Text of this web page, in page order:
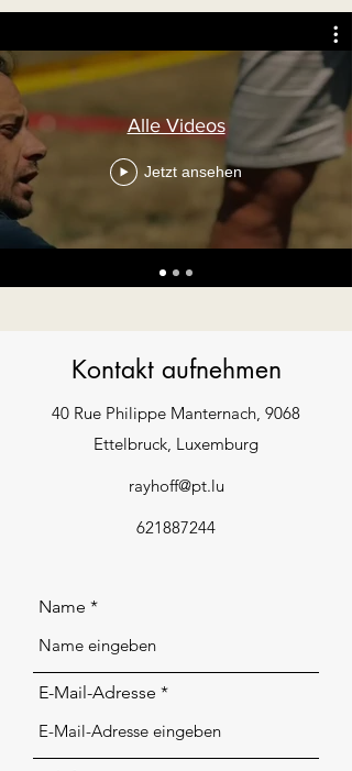
Alle Videos
Jetzt ansehen
Kontakt aufnehmen
40 Rue Philippe Manternach, 9068
Ettelbruck, Luxemburg
rayhoff@pt.lu
621887244
Name
E-Mail-Adresse